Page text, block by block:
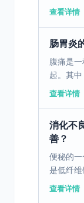
的疾病。
查看详情
肠胃炎
腹痛是一
起。其中
见的三个
查看详情
消化不
善？
便秘的
是低纤维
这些饮食
查看详情